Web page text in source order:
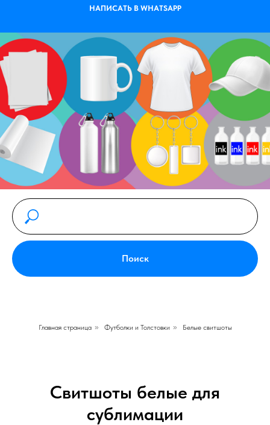
НАПИСАТЬ В WHATSAPP
Поиск
Главная страница » Футболки и Толстовки » Белые свитшоты
Свитшоты белые для
сублимации